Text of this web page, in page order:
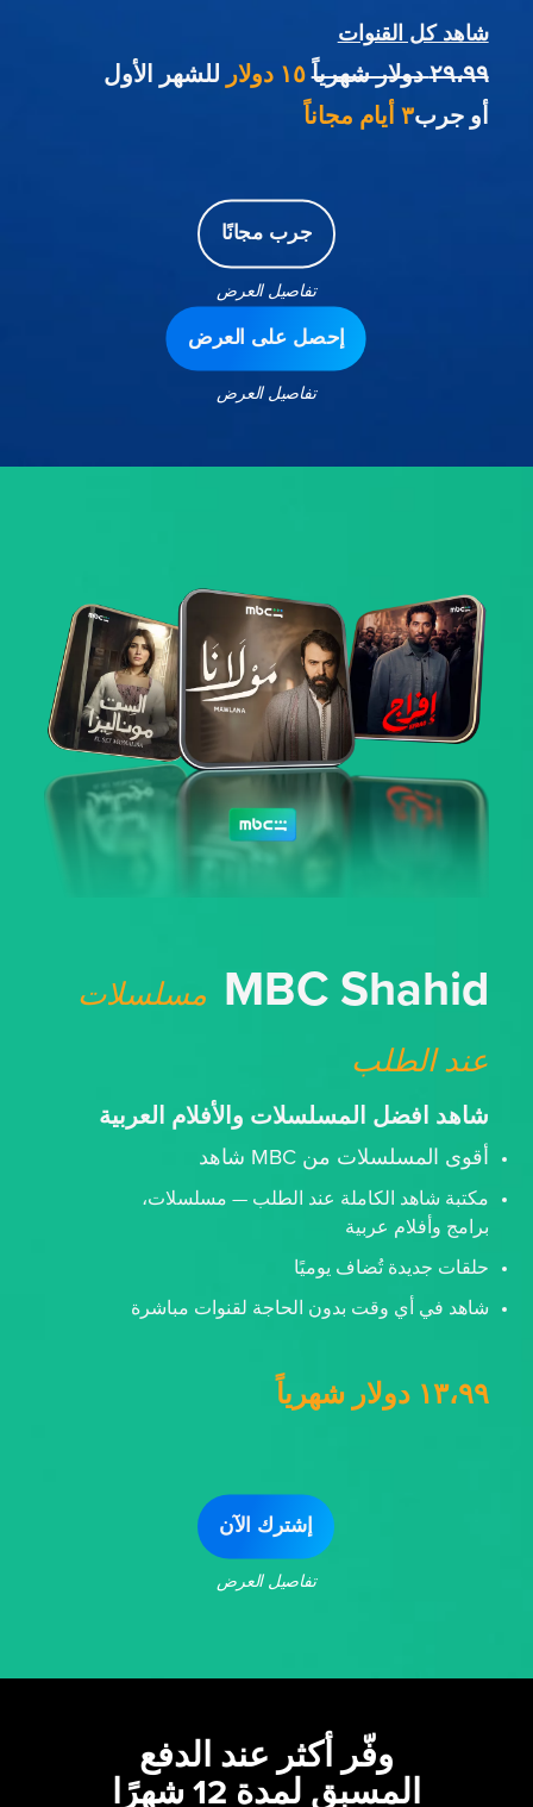
شاهد كل القنوات
٢٩،٩٩ دولار شهرياً ١٥ دولار
للشهر الأول
أو جرب٣ أيام مجاناً
جرب مجانًا
تفاصيل العرض
إحصل على العرض
تفاصيل العرض
MBC Shahid مسلسلات
عند الطلب
شاهد افضل المسلسلات والأفلام العربية
أقوى المسلسلات من MBC شاهد
مكتبة شاهد الكاملة عند الطلب — مسلسلات،
برامج وأفلام عربية
حلقات جديدة تُضاف يوميًا
شاهد في أي وقت بدون الحاجة لقنوات مباشرة
١٣،٩٩ دولار شهرياً
إشترك الآن
تفاصيل العرض
وفّر أكثر عند الدفع
المسبق لمدة 12 شهرًا